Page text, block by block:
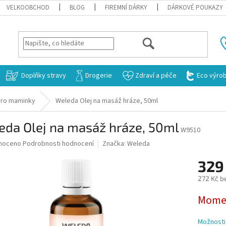
VELKOOBCHOD BLOG FIREMNÍ DÁRKY DÁRKOVÉ POUKAZY
HLEDAT
Doplňky stravy Drogerie Zdraví a péče Eco
maminky Weleda Olej na masáž hráze, 50ml
Olej na masáž hráze, 50mlW9510
Podrobnosti hodnocení Značka: Weleda
272 Kč
cena: